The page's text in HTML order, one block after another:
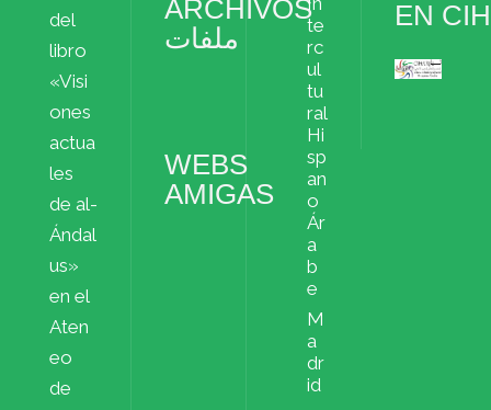
del
libro
«Visi
ones
actua
les
de al-
Ándal
us»
en el
Aten
eo
de
ARCHIVOS
ملفات
WEBS
AMIGAS
te
rc
ul
tu
ral
Hi
sp
an
o
Ár
a
b
e
M
a
dr
id
EN